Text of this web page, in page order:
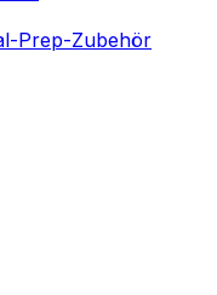
Prep-Zubehör